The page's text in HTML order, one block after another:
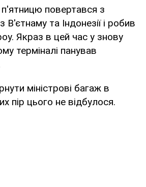
повертався з
В'єтнаму та Індонезії і робив
Якраз в цей час у знову
терміналі панував
міністрові багаж в
пір цього не відбулося.